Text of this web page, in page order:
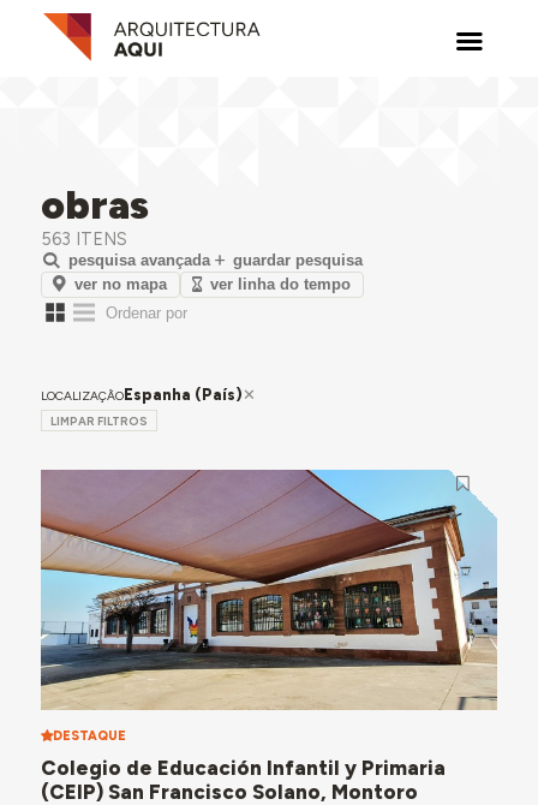
obras
563 ITENS
pesquisa avançada
guardar pesquisa
ver no mapa
ver linha do tempo
LOCALIZAÇÃOEspanha (País)
LIMPAR FILTROS
DESTAQUE
Colegio de Educación Infantil y Primaria
(CEIP) San Francisco Solano, Montoro